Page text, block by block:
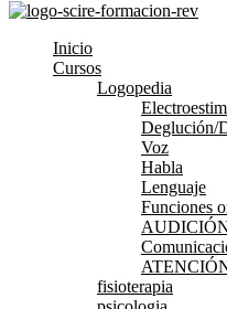
Inicio
Cursos
Logopedia
Deglución/
Voz
Habla
Lenguaje
Funciones
fisioterapia